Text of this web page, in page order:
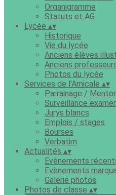
Organigramme
Statuts et AG
Lycée ▴▾
Historique
Vie du lycée
Anciens élèves
Anciens
Photos du lycée
Services de l'Amicale ▴▾
Parrainage /
Surveillance
Jurys blancs
Emplois / stages
Bourses
Verbatim
Actualités ▴▾
Evènements
Evènements
Galerie photos
Photos de classe ▴▾